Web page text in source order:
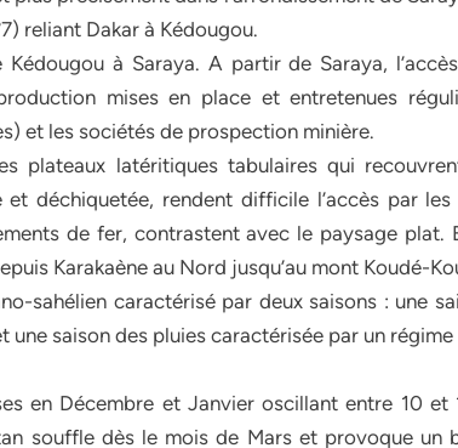
reliant Dakar à Kédougou.
à Saraya. A partir de Saraya,
mises en place et entretenues
et les sociétés de prospection minière.
plateaux latéritiques tabulaires qui
déchiquetée, rendent difficile l’accès par
de fer, contrastent avec le paysage plat.
Karakaène au Nord jusqu’au mont Koudé-
sahélien caractérisé par deux saisons : une
une saison des pluies caractérisée par un
en Décembre et Janvier oscillant entre 10
souffle dès le mois de Mars et provoque un